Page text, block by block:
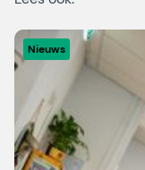
Nieuws